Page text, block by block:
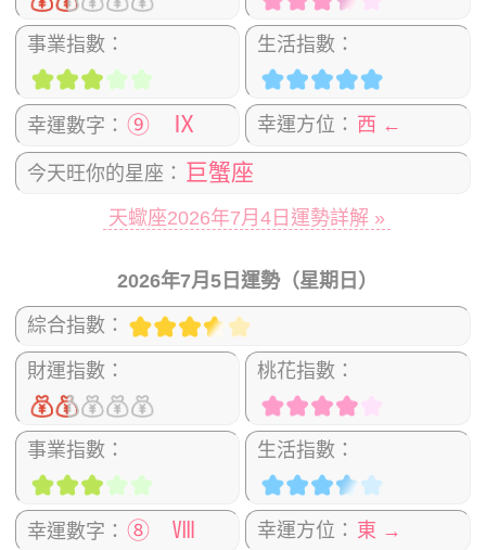
事業指數： 生活指數：
幸運數字： ⑨ Ⅸ 幸運方位： 西 ←
今天旺你的星座： 巨蟹座
天蠍座2026年7月4日運勢詳解 »
2026年7月5日運勢（星期日）
綜合指數：
財運指數： 桃花指數：
事業指數： 生活指數：
幸運數字： ⑧ Ⅷ 幸運方位： 東 →